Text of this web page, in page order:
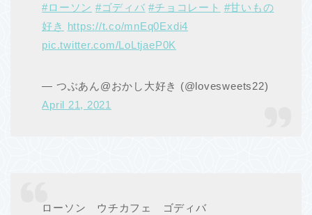
#ローソン #ゴディバ #チョコレート #甘いもの
好き https://t.co/mnEq0Exdi4
pic.twitter.com/LoLtjaeP0K
— つぶあん@おかし大好き (@lovesweets22)
April 21, 2021
ローソン ウチカフェ ゴディバ